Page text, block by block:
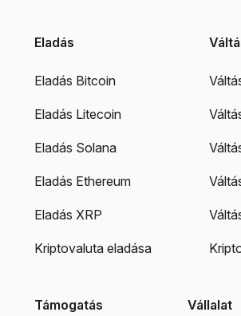
Eladás
Eladás Bitcoin
Eladás Litecoin
Eladás Solana
Eladás Ethereum
Eladás XRP
Kriptovaluta eladása
Támogatás Vállalat